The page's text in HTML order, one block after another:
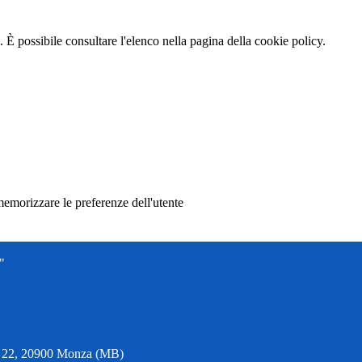
possibile consultare l'elenco nella pagina della cookie policy.
le preferenze dell'utente
20900 Monza (MB)